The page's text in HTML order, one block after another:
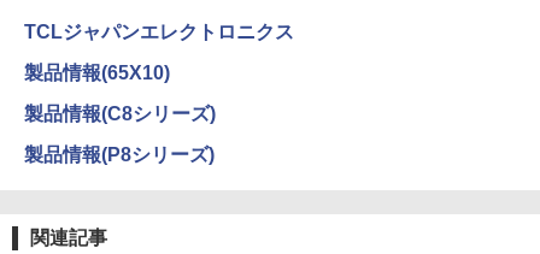
TCLジャパンエレクトロニクス
製品情報(65X10)
製品情報(C8シリーズ)
製品情報(P8シリーズ)
関連記事